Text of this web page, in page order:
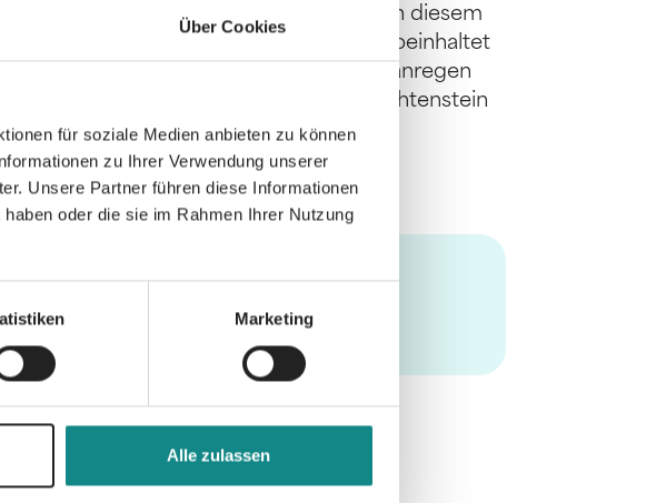
Über Cookies
für soziale Medien anbieten zu können
zu Ihrer Verwendung unserer
Unsere Partner führen diese Informationen
oder die sie im Rahmen Ihrer Nutzung
Marketing
Alle zulassen
auch noch so viel Spaß machen wie in diesem
nichts mehr schiefgehen ...! Das Buch beinhaltet
die zum Nachdenken und Träumen anregen
der wunderbaren Natur in und um Forchtenstein
der Heimat der Weidingers